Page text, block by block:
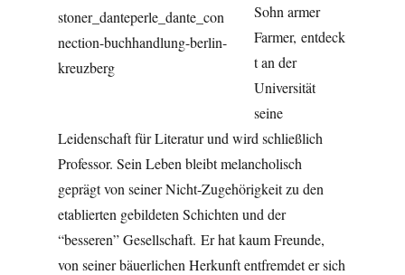
Sohn armer
Farmer, entdeck
t an der
Universität
seine
Leidenschaft für Literatur und wird schließlich
Professor. Sein Leben bleibt melancholisch
geprägt von seiner Nicht-Zugehörigkeit zu den
etablierten gebildeten Schichten und der
“besseren” Gesellschaft. Er hat kaum Freunde,
von seiner bäuerlichen Herkunft entfremdet er sich